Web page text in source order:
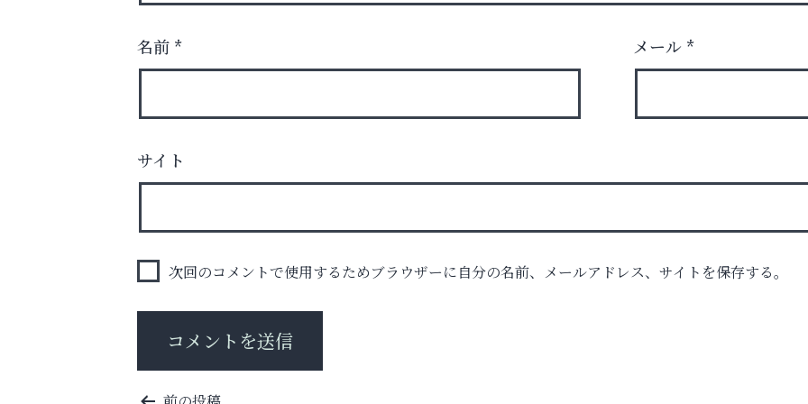
整体院エスコート・芦屋サロ
名前 * メール *
サイト
次回のコメントで使用するためブラウザーに自分の名前、メールアドレス、サイトを保存する。